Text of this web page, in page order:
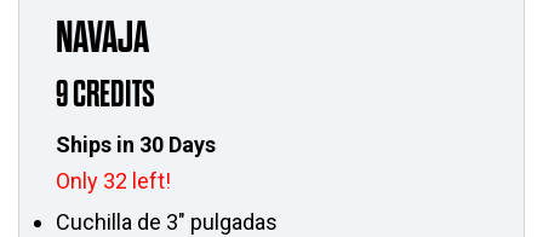
NAVAJA
9 CREDITS
Ships in 30 Days
Only 32 left!
Cuchilla de 3" pulgadas